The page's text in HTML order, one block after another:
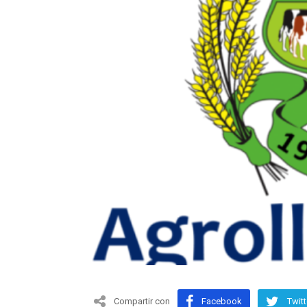
Compartir con Facebook